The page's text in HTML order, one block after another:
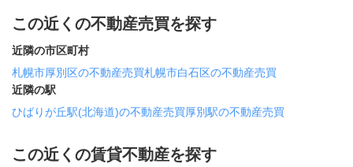
この近くの不動産売買を探す
近隣の市区町村
札幌市厚別区の不動産売買札幌市白石区の不動産売買
近隣の駅
ひばりが丘駅(北海道)の不動産売買厚別駅の不動産売買
この近くの賃貸不動産を探す